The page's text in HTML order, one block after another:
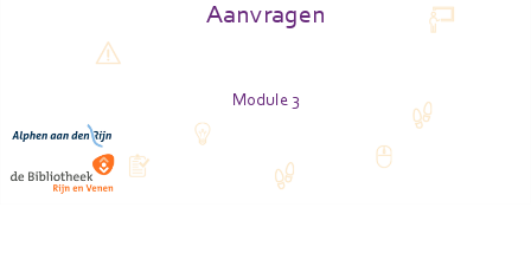
Aanvragen
Module 3